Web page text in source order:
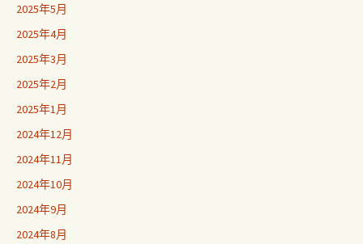
2025年5月
2025年4月
2025年3月
2025年2月
2025年1月
2024年12月
2024年11月
2024年10月
2024年9月
2024年8月